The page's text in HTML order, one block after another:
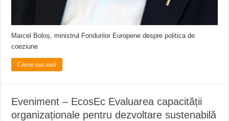
Marcel Boloș, ministrul Fondurilor Europene despre politica de
coeziune
Citeste mai mult
Eveniment – EcosEc Evaluarea capacității
organizaționale pentru dezvoltare sustenabilă